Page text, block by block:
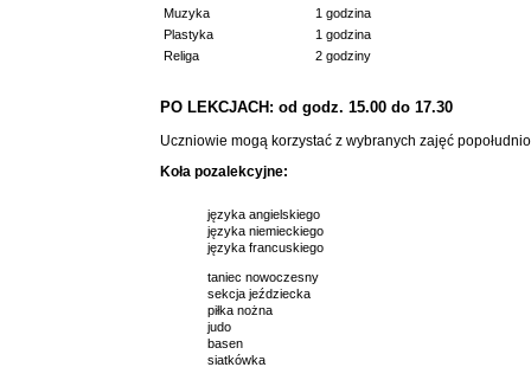
Muzyka
1 godzina
Plastyka
1 godzina
Religa
2 godziny
PO LEKCJACH: od godz. 15.00 do 17.30
Uczniowie mogą korzystać z wybranych zajęć
Koła pozalekcyjne:
języka angielskiego
języka niemieckiego
języka francuskiego
taniec nowoczesny
sekcja jeździecka
piłka nożna
judo
basen
siatkówka